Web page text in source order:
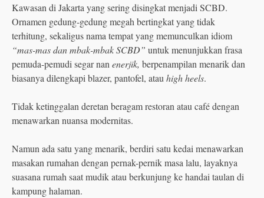
Kawasan di Jakarta yang sering disingkat menjadi SCBD.
Ornamen gedung-gedung megah bertingkat yang tidak
terhitung, sekaligus nama tempat yang memunculkan idiom
“mas-mas dan mbak-mbak SCBD” untuk menunjukkan frasa
pemuda-pemudi segar nan enerjik, berpenampilan menarik dan
biasanya dilengkapi blazer, pantofel, atau high heels.
Tidak ketinggalan deretan beragam restoran atau café dengan
menawarkan nuansa modernitas.
Namun ada satu yang menarik, berdiri satu kedai menawarkan
masakan rumahan dengan pernak-pernik masa lalu, layaknya
suasana rumah saat mudik atau berkunjung ke handai taulan di
kampung halaman.